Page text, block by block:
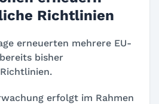
Richtlinien
erneuerten mehrere EU-
bisher
erfolgt im Rahmen